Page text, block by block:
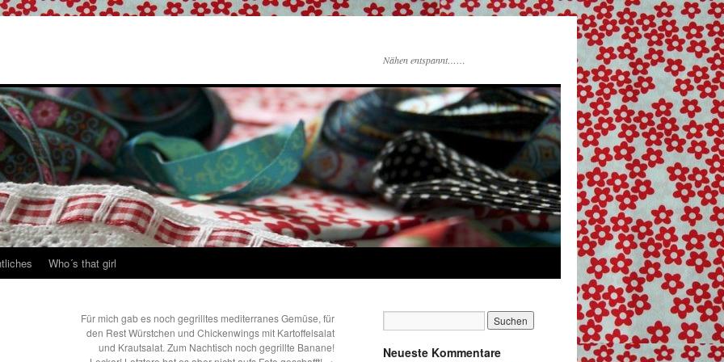
Nähen entspannt……
Who´s that girl
Für mich gab es noch gegrilltes mediterranes Gemüse, für
den Rest Würstchen und Chickenwings mit Kartoffelsalat
und Krautsalat. Zum Nachtisch noch gegrillte Banane!
Neueste Kommentare